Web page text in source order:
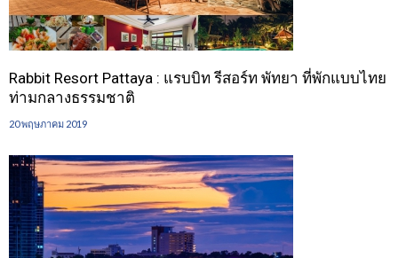
Rabbit Resort Pattaya : แรบบิท รีสอร์ท พัทยา ที่พักแบบไทย
ท่ามกลางธรรมชาติ
20 พฤษภาคม 2019